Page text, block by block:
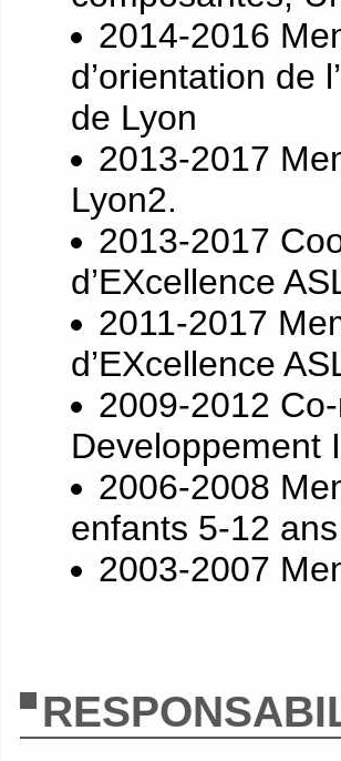
2014-2016
d’orientation de
de Lyon
2013-2017
Lyon2.
2013-2017
d’EXcellence
2011-2017
d’EXcellence
2009-2012
Developpement
2006-2008
enfants 5-12
2003-2007